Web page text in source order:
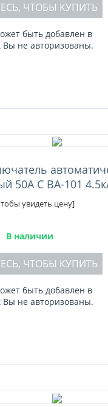
ЧТОБЫ КУПИТЬ
быть добавлен в
Вы не авторизованы.
50А С ВА-101
увидеть цену]
В наличии
ЧТОБЫ КУПИТЬ
быть добавлен в
Вы не авторизованы.